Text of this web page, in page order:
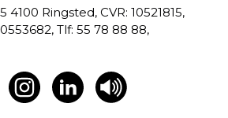
4100 Ringsted, CVR: 10521815,
55 78 88 88,